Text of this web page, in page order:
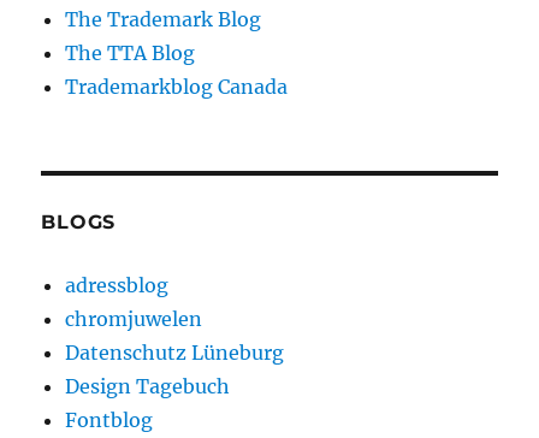
The Trademark Blog
The TTA Blog
Trademarkblog Canada
BLOGS
adressblog
chromjuwelen
Datenschutz Lüneburg
Design Tagebuch
Fontblog